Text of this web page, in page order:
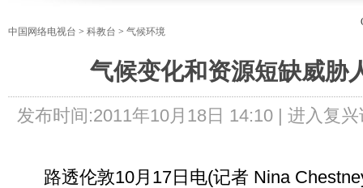
中国网络电视台 > 科教台 > 气候环境
气候变化和资源短缺威胁
发布时间:2011年10月18日 14:10 | 进入复兴
路透伦敦10月17日电(记者 Nina